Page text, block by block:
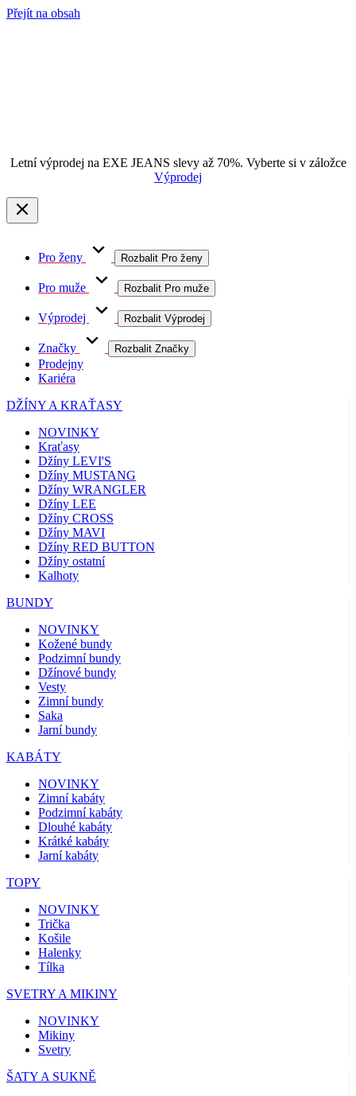
Přejít na obsah
Letní výprodej na EXE JEANS slevy až 70%. Vyberte si v záložce
Výprodej
Pro ženy Rozbalit Pro ženy
Pro muže Rozbalit Pro muže
Výprodej Rozbalit Výprodej
Značky Rozbalit Značky
Prodejny
Kariéra
DŽÍNY A KRAŤASY
NOVINKY
Kraťasy
Džíny LEVI'S
Džíny MUSTANG
Džíny WRANGLER
Džíny LEE
Džíny CROSS
Džíny MAVI
Džíny RED BUTTON
Džíny ostatní
Kalhoty
BUNDY
NOVINKY
Kožené bundy
Podzimní bundy
Džínové bundy
Vesty
Zimní bundy
Saka
Jarní bundy
KABÁTY
NOVINKY
Zimní kabáty
Podzimní kabáty
Dlouhé kabáty
Krátké kabáty
Jarní kabáty
TOPY
NOVINKY
Trička
Košile
Halenky
Tílka
SVETRY A MIKINY
NOVINKY
Mikiny
Svetry
ŠATY A SUKNĚ